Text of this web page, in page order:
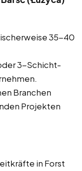
35-40
3-Schicht-
Branchen
Projekten
in Forst